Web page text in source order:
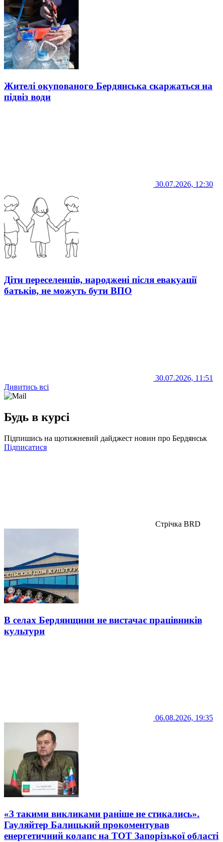
Жителі окупованого Бердянська скаржаться на
підвіз води
30.07.2026, 12:30
Діти переселенців, народжені після евакуації
батьків, не можуть бути ВПО
30.07.2026, 11:51
Дивитись всі
Будь в курсі
Підпишись на щотижневий дайджест новин про Бердянськ
Підписатися
Стрічка BRD
В селах Бердянщини не вистачає працівників
культури
06.08.2026, 19:35
«З такими викликами раніше не стикались».
Гауляйтер Балицький прокоментував
енергетичний колапс на ТОТ Запорізької області